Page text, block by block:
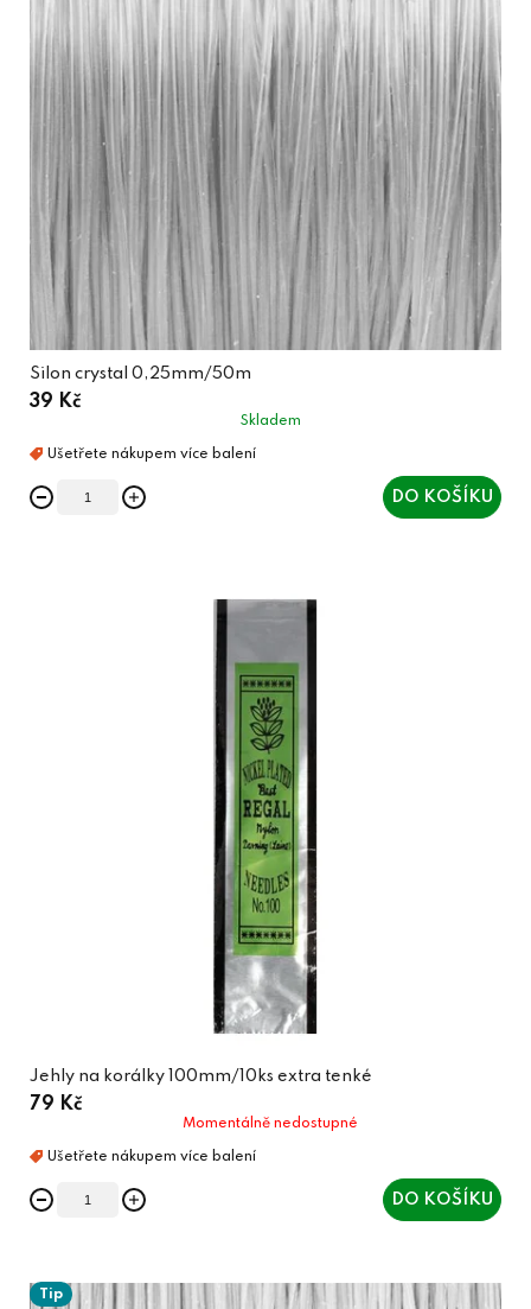
Silon crystal 0,25mm/50m
39 Kč
Skladem
DO KOŠÍKU
Jehly na korálky 100mm/10ks extra tenké
79 Kč
Momentálně nedostupné
DO KOŠÍKU
Tip